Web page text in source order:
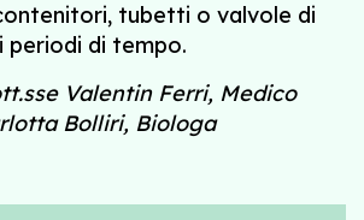
tubetti o valvole di
periodi di tempo.
Valentin Ferri, Medico
Bolliri, Biologa